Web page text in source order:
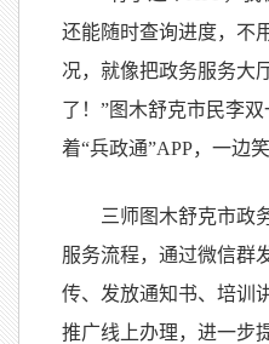
还能随时查询进度，不
况，就像把政务服务大
了！”图木舒克市民李
着“兵政通”APP，一边笑
三师图木舒克市政
服务流程，通过微信群
传、发放通知书、培训
推广线上办理，进一步